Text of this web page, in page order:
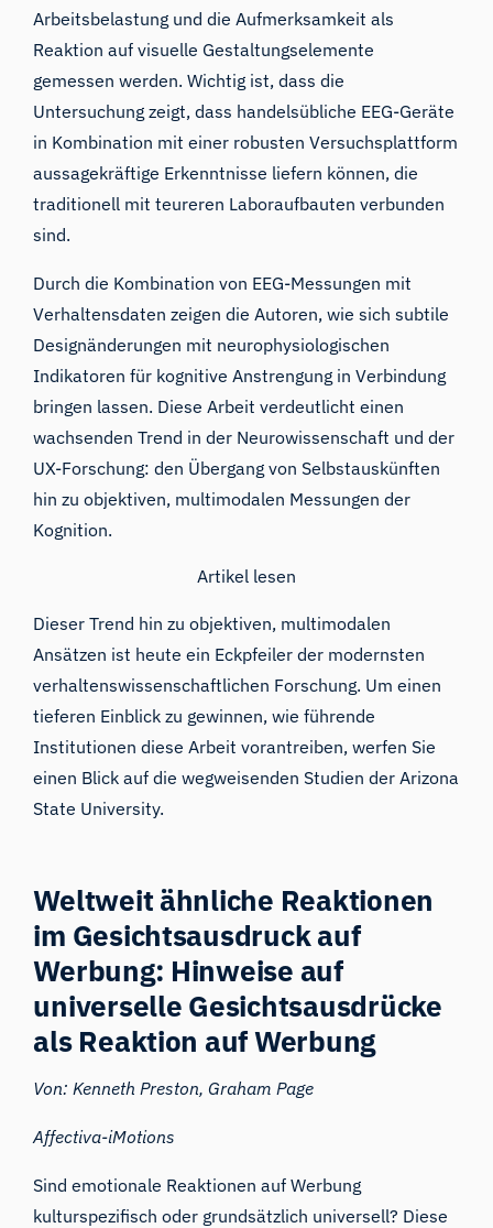
Arbeitsbelastung und die Aufmerksamkeit als
Reaktion auf visuelle Gestaltungselemente
gemessen werden. Wichtig ist, dass die
Untersuchung zeigt, dass handelsübliche EEG-Geräte
in Kombination mit einer robusten Versuchsplattform
aussagekräftige Erkenntnisse liefern können, die
traditionell mit teureren Laboraufbauten verbunden
sind.
Durch die Kombination von EEG-Messungen mit
Verhaltensdaten zeigen die Autoren, wie sich subtile
Designänderungen mit neurophysiologischen
Indikatoren für kognitive Anstrengung in Verbindung
bringen lassen. Diese Arbeit verdeutlicht einen
wachsenden Trend in der Neurowissenschaft und der
UX-Forschung: den Übergang von Selbstauskünften
hin zu objektiven, multimodalen Messungen der
Kognition.
Artikel lesen
Dieser Trend hin zu objektiven, multimodalen
Ansätzen ist heute ein Eckpfeiler der modernsten
verhaltenswissenschaftlichen Forschung. Um einen
tieferen Einblick zu gewinnen, wie führende
Institutionen diese Arbeit vorantreiben, werfen Sie
einen Blick auf die wegweisenden Studien derArizona
State University.
Weltweit ähnliche Reaktionen
im Gesichtsausdruck auf
Werbung: Hinweise auf
universelle Gesichtsausdrücke
als Reaktion auf Werbung
Von: Kenneth Preston, Graham Page
Affectiva-iMotions
Sind emotionale Reaktionen auf Werbung
kulturspezifisch oder grundsätzlich universell? Diese